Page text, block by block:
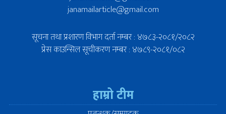
janamailarticle@gmail.com
सूचना तथा प्रशारण विभाग दर्ता नम्बर : ४७८३-२०८१/२०८२
प्रेस काउन्सिल सूचीकरण नम्बर : ४७८९-२०८१/०८२
हाम्रो टीम